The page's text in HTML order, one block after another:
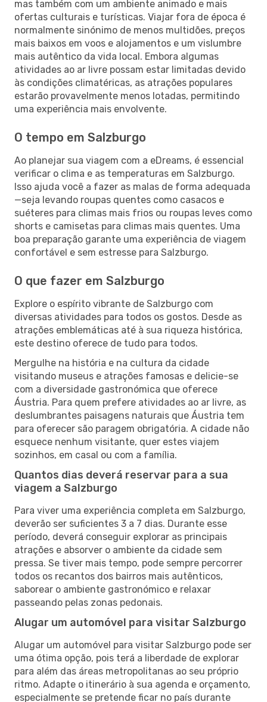
mas também com um ambiente animado e mais
ofertas culturais e turísticas. Viajar fora de época é
normalmente sinónimo de menos multidões, preços
mais baixos em voos e alojamentos e um vislumbre
mais autêntico da vida local. Embora algumas
atividades ao ar livre possam estar limitadas devido
às condições climatéricas, as atrações populares
estarão provavelmente menos lotadas, permitindo
uma experiência mais envolvente.
O tempo em Salzburgo
Ao planejar sua viagem com a eDreams, é essencial
verificar o clima e as temperaturas em Salzburgo.
Isso ajuda você a fazer as malas de forma adequada
—seja levando roupas quentes como casacos e
suéteres para climas mais frios ou roupas leves como
shorts e camisetas para climas mais quentes. Uma
boa preparação garante uma experiência de viagem
confortável e sem estresse para Salzburgo.
O que fazer em Salzburgo
Explore o espírito vibrante de Salzburgo com
diversas atividades para todos os gostos. Desde as
atrações emblemáticas até à sua riqueza histórica,
este destino oferece de tudo para todos.
Mergulhe na história e na cultura da cidade
visitando museus e atrações famosas e delicie-se
com a diversidade gastronómica que oferece
Áustria. Para quem prefere atividades ao ar livre, as
deslumbrantes paisagens naturais que Áustria tem
para oferecer são paragem obrigatória. A cidade não
esquece nenhum visitante, quer estes viajem
sozinhos, em casal ou com a família.
Quantos dias deverá reservar para a sua
viagem a Salzburgo
Para viver uma experiência completa em Salzburgo,
deverão ser suficientes 3 a 7 dias. Durante esse
período, deverá conseguir explorar as principais
atrações e absorver o ambiente da cidade sem
pressa. Se tiver mais tempo, pode sempre percorrer
todos os recantos dos bairros mais autênticos,
saborear o ambiente gastronómico e relaxar
passeando pelas zonas pedonais.
Alugar um automóvel para visitar Salzburgo
Alugar um automóvel para visitar Salzburgo pode ser
uma ótima opção, pois terá a liberdade de explorar
para além das áreas metropolitanas ao seu próprio
ritmo. Adapte o itinerário à sua agenda e orçamento,
especialmente se pretende ficar no país durante